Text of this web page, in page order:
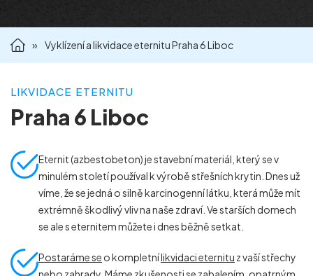
» Vyklízení a likvidace eternitu Praha 6 Liboc
LIKVIDACE ETERNITU
Praha 6 Liboc
Eternit (azbestobeton) je stavební materiál, který se v
minulém století používal k výrobě střešních krytin. Dnes už
víme, že se jedná o silně karcinogenní látku, která může mít
extrémně škodlivý vliv na naše zdraví. Ve starších domech
se ale s eternitem můžete i dnes běžně setkat.
Postaráme se o kompletnílikvidaci eternitu z vaší střechy